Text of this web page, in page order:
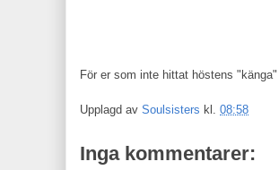
För er som inte hittat höstens
Upplagd av Soulsisters kl. 08:58
Inga kommentarer: